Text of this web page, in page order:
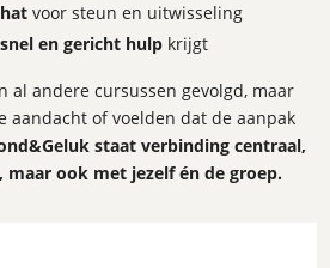
voor steun en uitwisseling
snel en gericht hulp krijgt
al andere cursussen gevolgd, maar
aandacht of voelden dat de aanpak
staat verbinding centraal,
ook met jezelf én de groep.